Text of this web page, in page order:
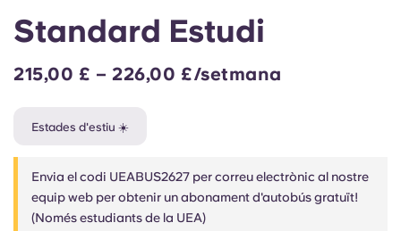
Chinese
Español
Deutsch
Standard Estudi
215,00 £ – 226,00 £/setmana
Estades d'estiu ☀️
Envia el codi UEABUS2627 per correu electrònic al nostre
equip web per obtenir un abonament d'autobús gratuït!
(Només estudiants de la UEA)